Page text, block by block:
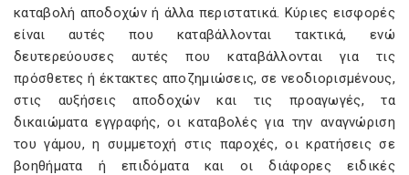
καταβολή αποδοχών ή άλλα περιστατικά. Κύριες εισφορές
είναι αυτές που καταβάλλονται τακτικά, ενώ
δευτερεύουσες αυτές που καταβάλλονται για τις
πρόσθετες ή έκτακτες αποζημιώσεις, σε νεοδιορισμένους,
στις αυξήσεις αποδοχών και τις προαγωγές, τα
δικαιώματα εγγραφής, οι καταβολές για την αναγνώριση
του γάμου, η συμμετοχή στις παροχές, οι κρατήσεις σε
βοηθήματα ή επιδόματα και οι διάφορες ειδικές